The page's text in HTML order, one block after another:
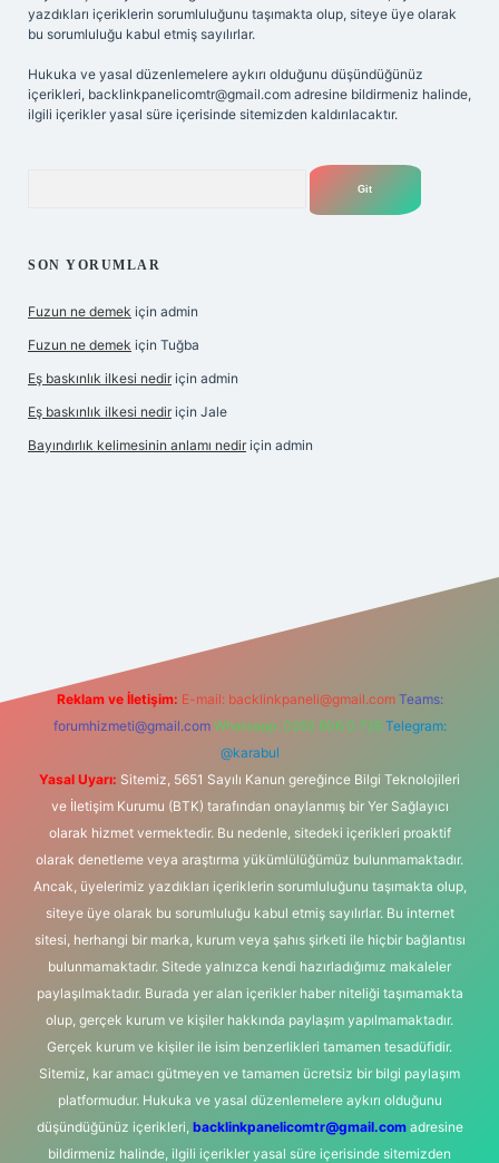
yazdıkları içeriklerin sorumluluğunu taşımakta olup, siteye üye olarak
bu sorumluluğu kabul etmiş sayılırlar.
Hukuka ve yasal düzenlemelere aykırı olduğunu düşündüğünüz
içerikleri, backlinkpanelicomtr@gmail.com adresine bildirmeniz halinde,
ilgili içerikler yasal süre içerisinde sitemizden kaldırılacaktır.
SON YORUMLAR
Fuzun ne demek için admin
Fuzun ne demek için Tuğba
Eş baskınlık ilkesi nedir için admin
Eş baskınlık ilkesi nedir için Jale
Bayındırlık kelimesinin anlamı nedir için admin
Reklam ve İletişim: E-mail: backlinkpaneli@gmail.com Teams:
forumhizmeti@gmail.com Whatsapp: 0262 606 0 726 Telegram:
@karabul
Yasal Uyarı: Sitemiz, 5651 Sayılı Kanun gereğince Bilgi Teknolojileri
ve İletişim Kurumu (BTK) tarafından onaylanmış bir Yer Sağlayıcı
olarak hizmet vermektedir. Bu nedenle, sitedeki içerikleri proaktif
olarak denetleme veya araştırma yükümlülüğümüz bulunmamaktadır.
Ancak, üyelerimiz yazdıkları içeriklerin sorumluluğunu taşımakta olup,
siteye üye olarak bu sorumluluğu kabul etmiş sayılırlar. Bu internet
sitesi, herhangi bir marka, kurum veya şahıs şirketi ile hiçbir bağlantısı
bulunmamaktadır. Sitede yalnızca kendi hazırladığımız makaleler
paylaşılmaktadır. Burada yer alan içerikler haber niteliği taşımamakta
olup, gerçek kurum ve kişiler hakkında paylaşım yapılmamaktadır.
Gerçek kurum ve kişiler ile isim benzerlikleri tamamen tesadüfidir.
Sitemiz, kar amacı gütmeyen ve tamamen ücretsiz bir bilgi paylaşım
platformudur. Hukuka ve yasal düzenlemelere aykırı olduğunu
düşündüğünüz içerikleri, backlinkpanelicomtr@gmail.comadresine
bildirmeniz halinde, ilgili içerikler yasal süre içerisinde sitemizden